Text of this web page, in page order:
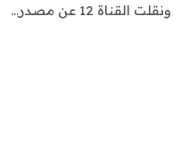
ونقلت القناة 12 عن مصدر…